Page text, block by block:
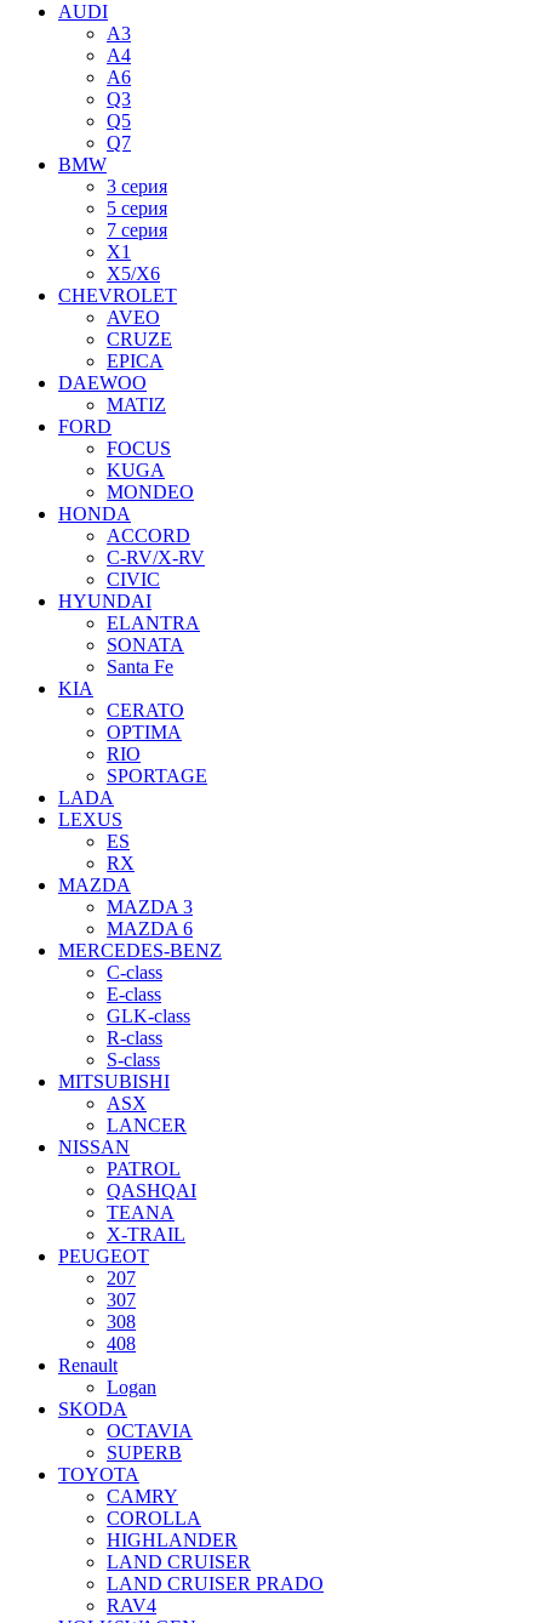
AUDI
A3
A4
A6
Q3
Q5
Q7
BMW
3 серия
5 серия
7 серия
X1
X5/X6
CHEVROLET
AVEO
CRUZE
EPICA
DAEWOO
MATIZ
FORD
FOCUS
KUGA
MONDEO
HONDA
ACCORD
C-RV/X-RV
CIVIC
HYUNDAI
ELANTRA
SONATA
Santa Fe
KIA
CERATO
OPTIMA
RIO
SPORTAGE
LADA
LEXUS
ES
RX
MAZDA
MAZDA 3
MAZDA 6
MERCEDES-BENZ
C-class
E-class
GLK-class
R-class
S-class
MITSUBISHI
ASX
LANCER
NISSAN
PATROL
QASHQAI
TEANA
X-TRAIL
PEUGEOT
207
307
308
408
Renault
Logan
SKODA
OCTAVIA
SUPERB
TOYOTA
CAMRY
COROLLA
HIGHLANDER
LAND CRUISER
LAND CRUISER PRADO
RAV4